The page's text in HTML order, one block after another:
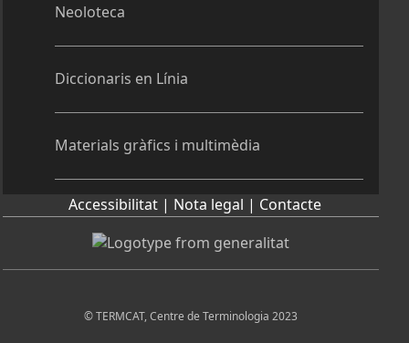
Neoloteca
Diccionaris en Línia
Materials gràfics i multimèdia
Accessibilitat | Nota legal | Contacte
© TERMCAT, Centre de Terminologia 2023